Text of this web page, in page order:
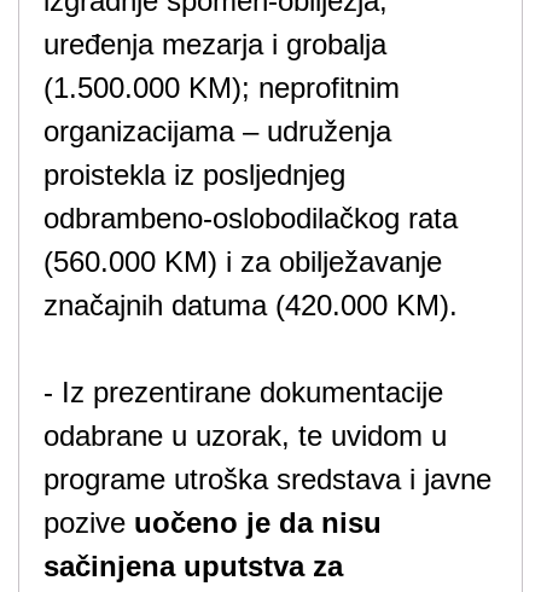
uređenja mezarja i grobalja
(1.500.000 KM); neprofitnim
organizacijama – udruženja
proistekla iz posljednjeg
odbrambeno-oslobodilačkog rata
(560.000 KM) i za obilježavanje
značajnih datuma (420.000 KM).
- Iz prezentirane dokumentacije
odabrane u uzorak, te uvidom u
programe utroška sredstava i javne
pozive uočeno je da nisu
sačinjena uputstva za